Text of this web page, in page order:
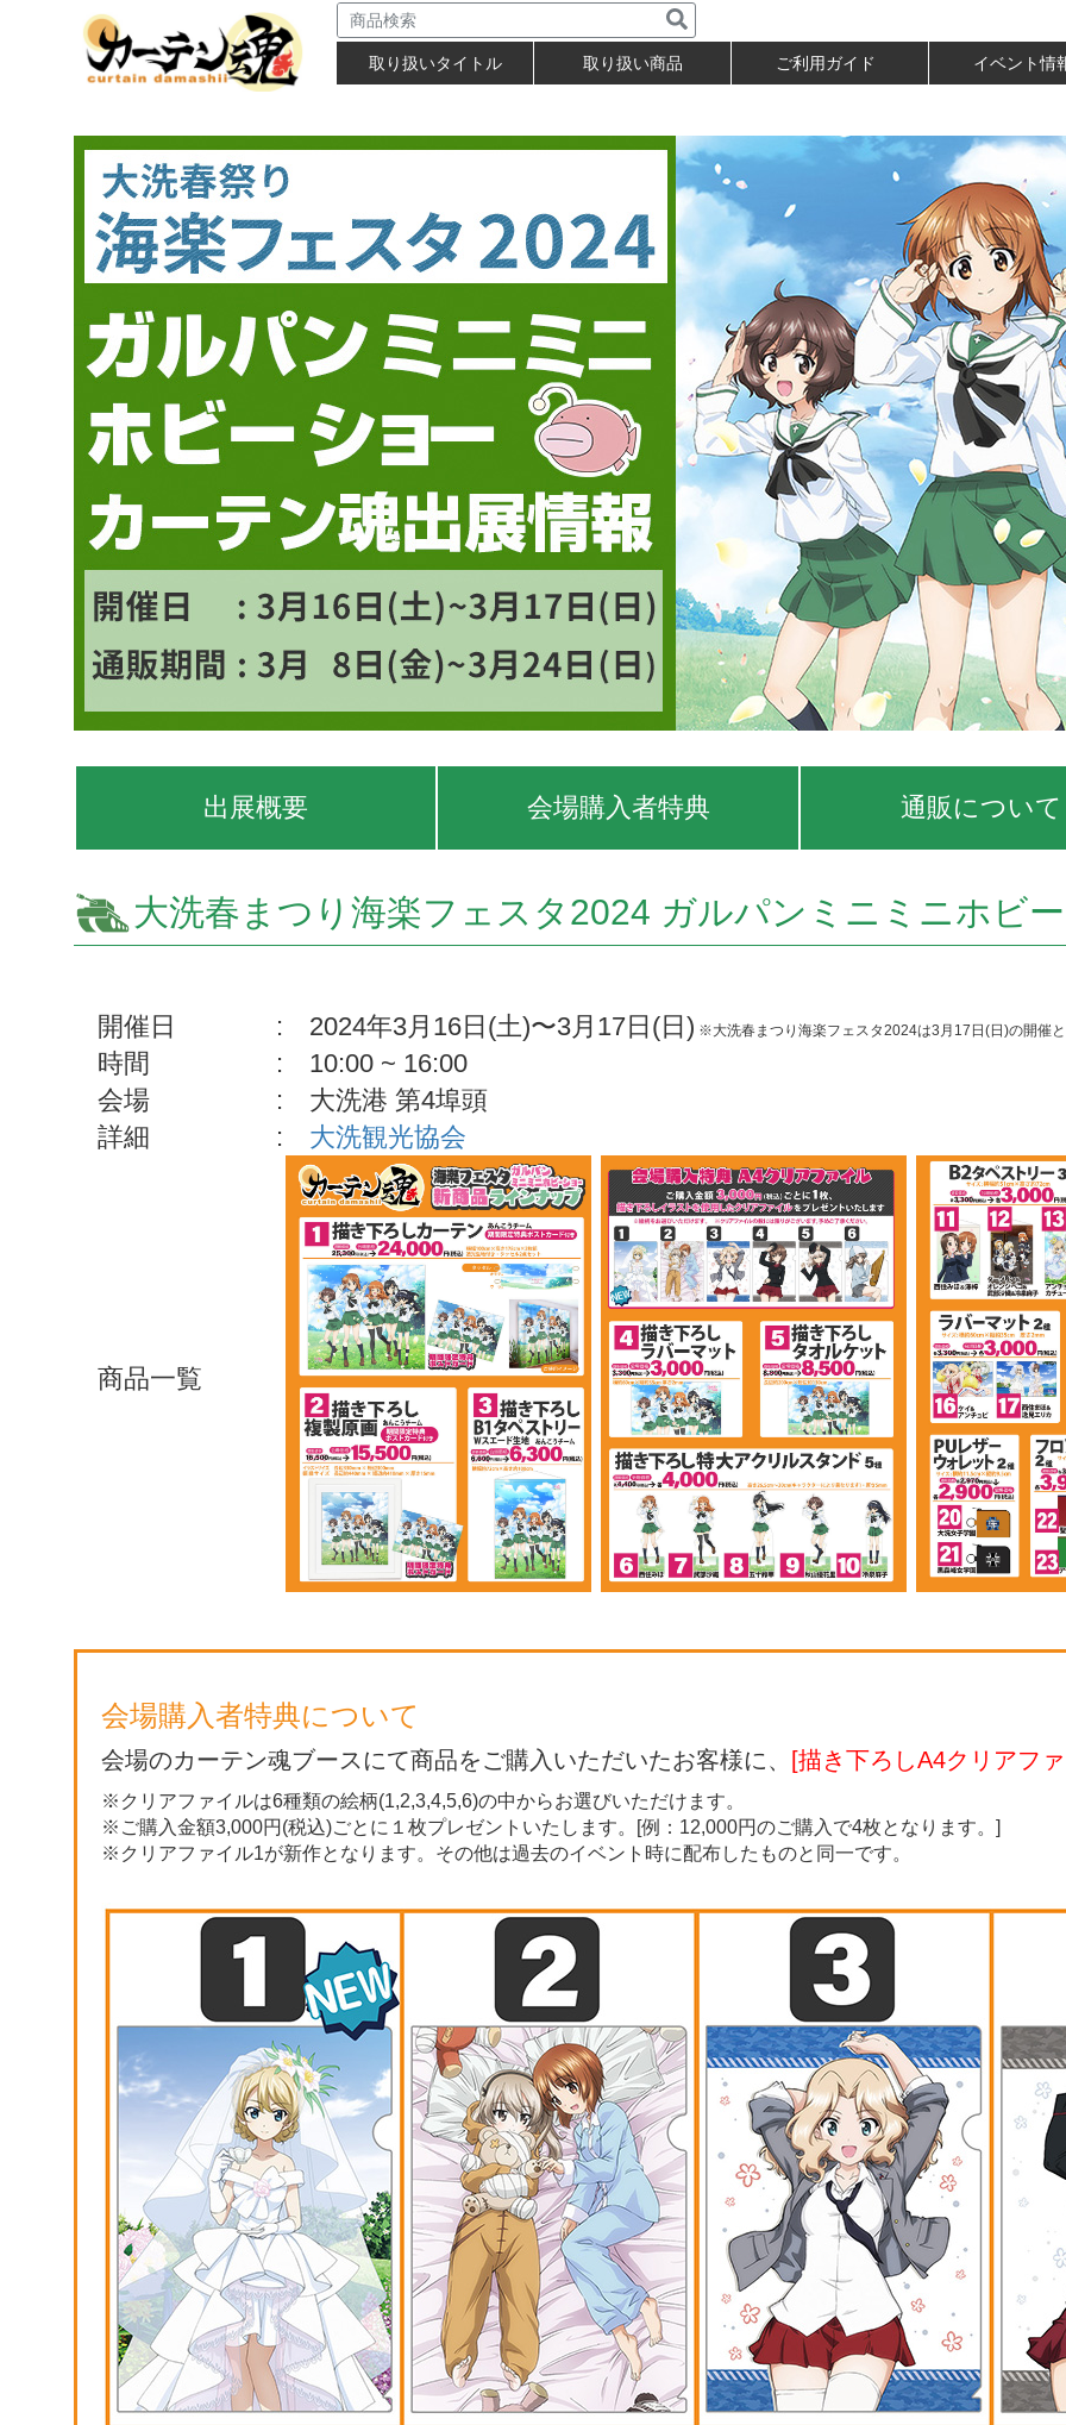
取り扱いタイトル 取り扱い商品 ご利用ガイド イベント情
出展概要 会場購入者特典 通販について
大洗春まつり海楽フェスタ2024 ガルパンミニミニホビ
開催日 : 2024年3月16日(土)〜3月17日(日) ※大洗春まつり海楽フェスタ2024は3月17日(日)の開催
時間
: 10:00 ~ 16:00
会場
: 大洗港 第4埠頭
詳細
: 大洗観光協会
商品一覧
会場購入者特典について
会場のカーテン魂ブースにて商品をご購入いただいたお客様に、 [描き下ろしA4クリアフ
※クリアファイルは6種類の絵柄(1,2,3,4,5,6)の中からお選びいただけます。
※ご購入金額3,000円(税込)ごとに１枚プレゼントいたします。[例：12,000円のご購入で4枚となります。]
※クリアファイル1が新作となります。その他は過去のイベント時に配布したものと同一です。